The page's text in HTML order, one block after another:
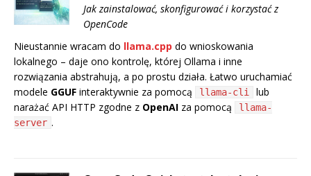
Jak zainstalować, skonfigurować i korzystać z
OpenCode
Nieustannie wracam do llama.cpp do wnioskowania
lokalnego – daje ono kontrolę, której Ollama i inne
rozwiązania abstrahują, a po prostu działa. Łatwo uruchamiać
modele GGUF interaktywnie za pomocą llama-cli
lub
narażać API HTTP zgodne z OpenAI za pomocą
llama-
server .